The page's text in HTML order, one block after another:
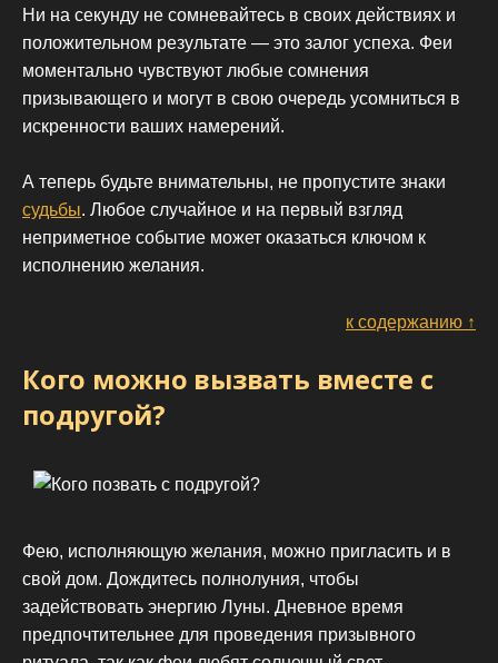
Ни на секунду не сомневайтесь в своих действиях и
положительном результате — это залог успеха. Феи
моментально чувствуют любые сомнения
призывающего и могут в свою очередь усомниться в
искренности ваших намерений.
А теперь будьте внимательны, не пропустите знаки
судьбы. Любое случайное и на первый взгляд
неприметное событие может оказаться ключом к
исполнению желания.
к содержанию ↑
Кого можно вызвать вместе с
подругой?
Фею, исполняющую желания, можно пригласить и в
свой дом. Дождитесь полнолуния, чтобы
задействовать энергию Луны. Дневное время
предпочтительнее для проведения призывного